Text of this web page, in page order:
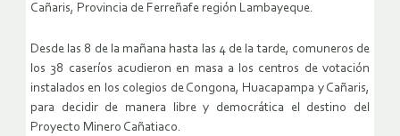
Cañaris, Provincia de Ferreñafe región Lambayeque.
Desde las 8 de la mañana hasta las 4 de la tarde, comuneros de
los 38 caseríos acudieron en masa a los centros de votación
instalados en los colegios de Congona, Huacapampa y Cañaris,
para decidir de manera libre y democrática el destino del
Proyecto Minero Cañatiaco.